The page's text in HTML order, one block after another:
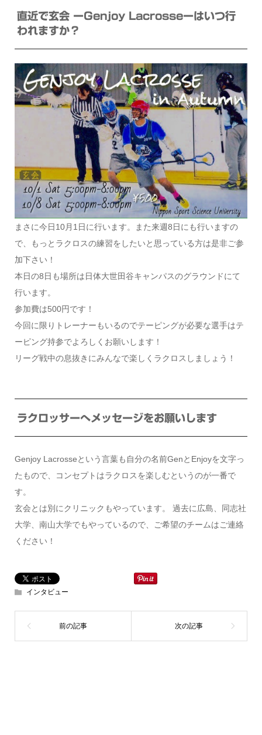
直近で玄会 ーGenjoy Lacrosseーはいつ行
われますか？
まさに今日10月1日に行います。また来週8日にも行いますの
で、もっとラクロスの練習をしたいと思っている方は是非ご参
加下さい！
本日の8日も場所は日体大世田谷キャンパスのグラウンドにて
行います。
参加費は500円です！
今回に限りトレーナーもいるのでテーピングが必要な選手はテ
ーピング持参でよろしくお願いします！
リーグ戦中の息抜きにみんなで楽しくラクロスしましょう！
ラクロッサーへメッセージをお願いします
Genjoy Lacrosseという言葉も自分の名前GenとEnjoyを文字っ
たもので、コンセプトはラクロスを楽しむというのが一番で
す。
玄会とは別にクリニックもやっています。 過去に広島、同志社
大学、南山大学でもやっているので、ご希望のチームはご連絡
ください！
インタビュー